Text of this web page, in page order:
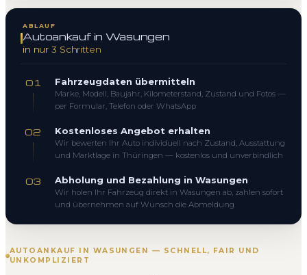
AUTOANKAUF IN WASUNGEN — SCHNELL, FAIR UND
UNKOMPLIZIERT
ABLAUF
Autoankauf in Wasungen
in nur 3 Schritten
01 Fahrzeugdaten übermitteln
Marke, Modell, Baujahr, Kilometerstand, Zustand und Fotos —
per Formular, Telefon oder WhatsApp
02 Kostenloses Angebot erhalten
Wir bewerten Ihr Auto individuell nach Zustand, Ausstattung
und Marktlage in Thüringen — kostenlos und unverbindlich
03 Abholung und Bezahlung in Wasungen
Wir holen Ihr Fahrzeug direkt in Wasungen ab, zahlen sofort
und übernehmen auf Wunsch die Abmeldung